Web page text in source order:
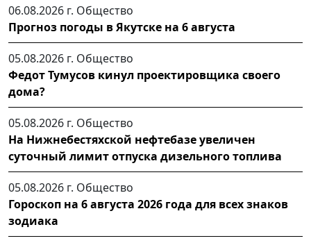
06.08.2026 г. Общество
Прогноз погоды в Якутске на 6 августа
05.08.2026 г. Общество
Федот Тумусов кинул проектировщика своего
дома?
05.08.2026 г. Общество
На Нижнебестяхской нефтебазе увеличен
суточный лимит отпуска дизельного топлива
05.08.2026 г. Общество
Гороскоп на 6 августа 2026 года для всех знаков
зодиака